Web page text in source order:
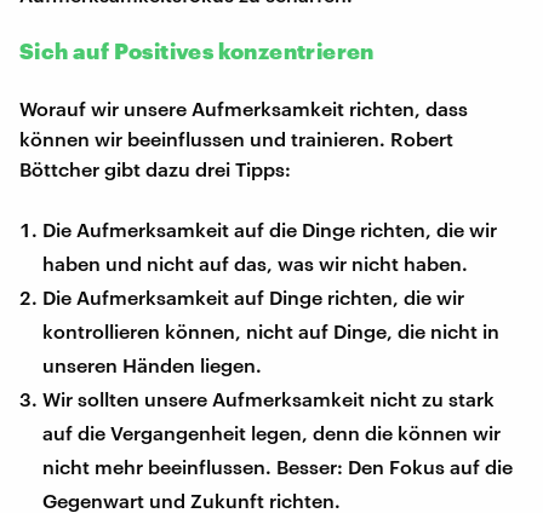
Sich auf Positives konzentrieren
Worauf wir unsere Aufmerksamkeit richten, dass
können wir beeinflussen und trainieren. Robert
Böttcher gibt dazu drei Tipps:
Die Aufmerksamkeit auf die Dinge richten, die wir
haben und nicht auf das, was wir nicht haben.
Die Aufmerksamkeit auf Dinge richten, die wir
kontrollieren können, nicht auf Dinge, die nicht in
unseren Händen liegen.
Wir sollten unsere Aufmerksamkeit nicht zu stark
auf die Vergangenheit legen, denn die können wir
nicht mehr beeinflussen. Besser: Den Fokus auf die
Gegenwart und Zukunft richten.